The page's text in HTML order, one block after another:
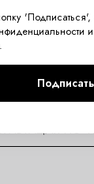
ДОБАВИТЬ В
КУПИТЬ В 1
ПО
и
.